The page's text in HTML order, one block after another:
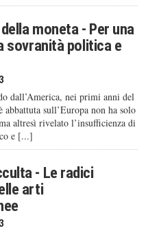
moneta - Per una
sovranità politica e
dall’America, nei primi anni del
sull’Europa non ha solo
altresì rivelato l’insufficienza di
e [...]
- Le radici
arti